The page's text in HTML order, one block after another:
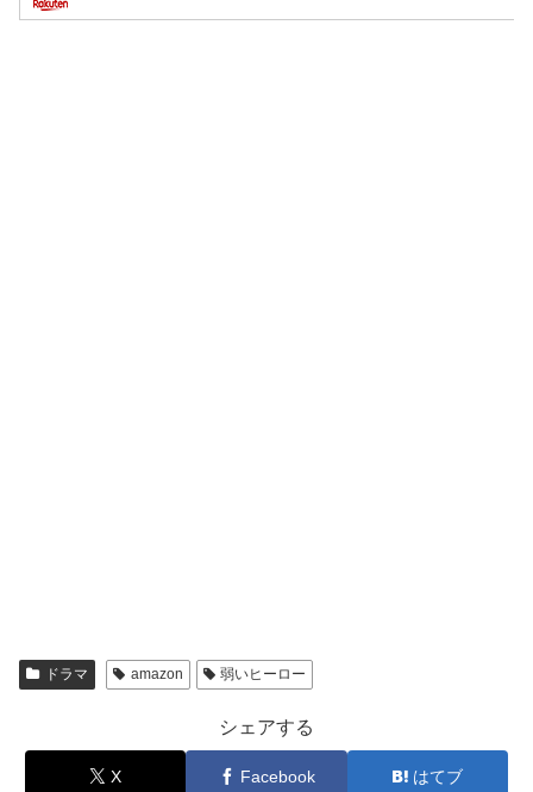
ドラマ amazon 弱いヒーロー
シェアする
X Facebook はてブ